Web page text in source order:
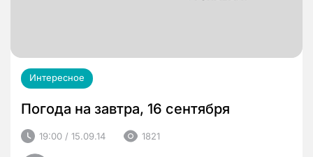
Интересное
Погода на завтра, 16 сентября
19:00 / 15.09.14 1821